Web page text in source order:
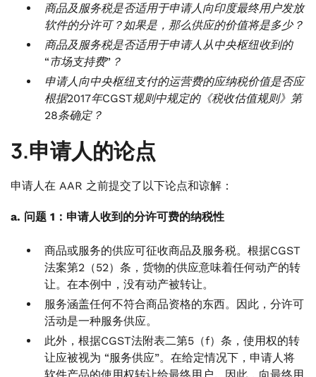
商品及服务税是否适用于申请人向印度最终用户发放
软件的分许可？如果是，那么供应的价值将是多少？
商品及服务税是否适用于申请人从中央枢纽收到的
“市场支持费”？
申请人向中央枢纽支付的运营费的应纳税价值是否应
根据2017年CGST规则中规定的《税收估值规则》第
28条确定？
3.申请人的论点
申请人在 AAR 之前提交了以下论点和谅解：
a. 问题 1：申请人收到的分许可费的纳税性
商品或服务的供应可征收商品及服务税。根据CGST
法案第2（52）条，货物的供应意味着任何动产的转
让。在本例中，没有动产被转让。
服务涵盖任何不符合商品资格的东西。因此，分许可
活动是一种服务供应。
此外，根据CGST法附表二第5（f）条，使用权的转
让应被视为 “服务供应”。在给定情况下，申请人将